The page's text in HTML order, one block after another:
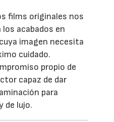
films originales nos
acabados en
imagen necesita
cuidado.
propio de
capaz de dar
para
de lujo.